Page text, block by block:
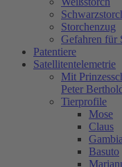
Storchenzug
Gefahren für
Patentiere
Satellitentelemetrie
Mit
Peter
Tierprofile
Mose
Claus
Gambia
Basuto